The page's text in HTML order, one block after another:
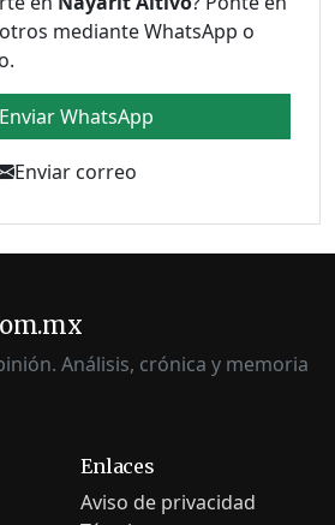
mediante WhatsApp o
WhatsApp
Enviar correo
Análisis, crónica y memoria
Enlaces
Aviso de privacidad